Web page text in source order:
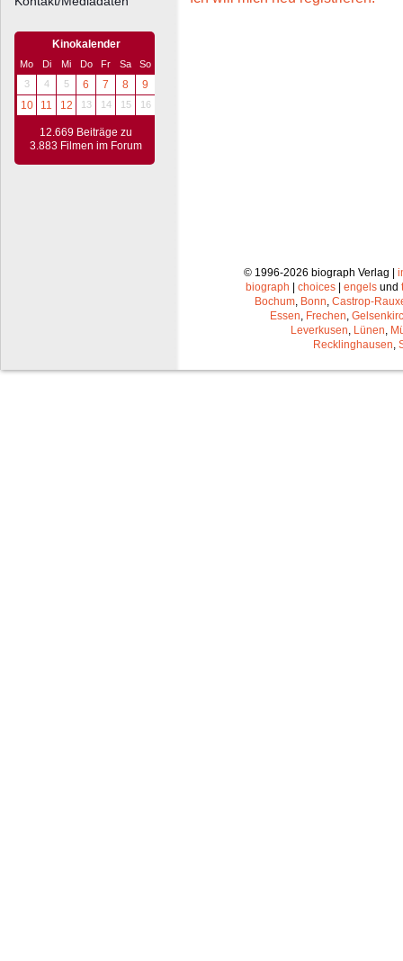
Kinokalender
Mo Di Mi Do Fr Sa
So
3
4 5 6 7 8
9
10
11 12 13 14 15 16
12.669 Beiträge zu
3.883 Filmen im Forum
© 1996-2026 biograph Verlag |
biograph
choices engels und
Bochum, Bonn, Castrop-
Essen, Frechen,
Leverkusen, Lünen,
Recklinghausen,